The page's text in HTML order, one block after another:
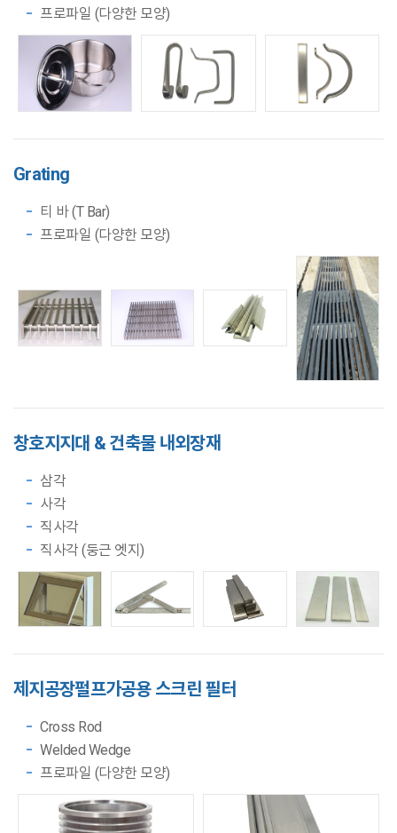
프로파일 (다양한 모양)
Grating
티 바 (T Bar)
프로파일 (다양한 모양)
창호지지대 & 건축물 내외장재
삼각
사각
직사각
직사각 (둥근 엣지)
제지공장펄프가공용 스크린 필터
Cross Rod
Welded Wedge
프로파일 (다양한 모양)